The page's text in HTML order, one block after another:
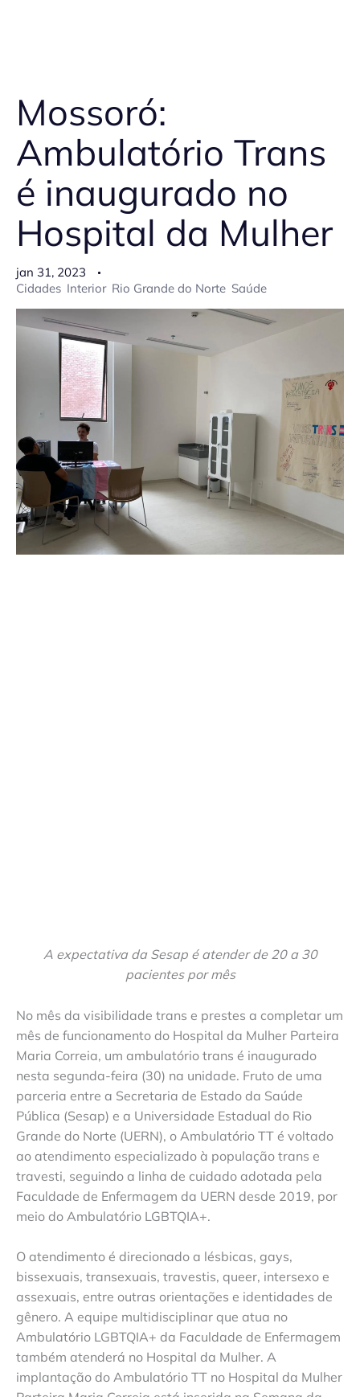
Mossoró:
Ambulatório Trans
é inaugurado no
Hospital da Mulher
jan 31, 2023
Cidades Interior Rio Grande do Norte Saúde
A expectativa da Sesap é atender de 20 a 30
pacientes por mês
No mês da visibilidade trans e prestes a completar um
mês de funcionamento do Hospital da Mulher Parteira
Maria Correia, um ambulatório trans é inaugurado
nesta segunda-feira (30) na unidade. Fruto de uma
parceria entre a Secretaria de Estado da Saúde
Pública (Sesap) e a Universidade Estadual do Rio
Grande do Norte (UERN), o Ambulatório TT é voltado
ao atendimento especializado à população trans e
travesti, seguindo a linha de cuidado adotada pela
Faculdade de Enfermagem da UERN desde 2019, por
meio do Ambulatório LGBTQIA+.
O atendimento é direcionado a lésbicas, gays,
bissexuais, transexuais, travestis, queer, intersexo e
assexuais, entre outras orientações e identidades de
gênero. A equipe multidisciplinar que atua no
Ambulatório LGBTQIA+ da Faculdade de Enfermagem
também atenderá no Hospital da Mulher. A
implantação do Ambulatório TT no Hospital da Mulher